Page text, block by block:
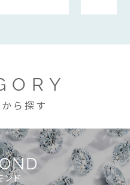
ら探す
ンド